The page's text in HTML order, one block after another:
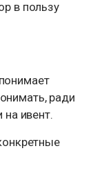
в пользу
ради
на ивент.